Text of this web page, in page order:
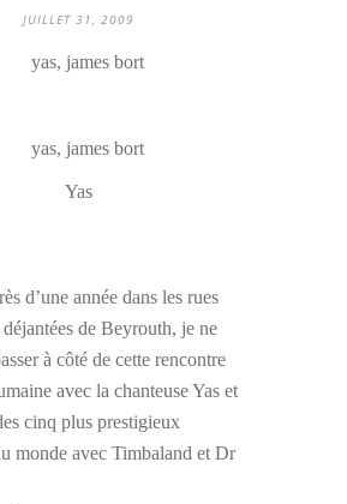
JUILLET 31, 2009
Yas
d’une année dans les rues
de Beyrouth, je ne
à côté de cette rencontre
avec la chanteuse Yas et
cinq plus prestigieux
monde avec Timbaland et Dr